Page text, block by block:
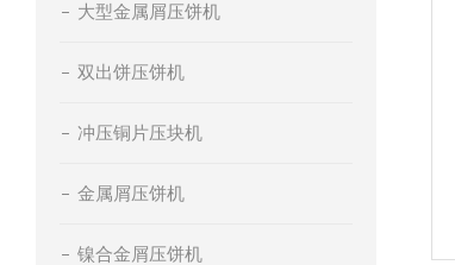
大型金属屑压饼机
双出饼压饼机
冲压铜片压块机
金属屑压饼机
镍合金屑压饼机